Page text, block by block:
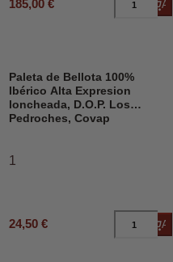
185,00 €
Paleta de Bellota 100%
Ibérico Alta Expresion
loncheada, D.O.P. Los
Pedroches, Covap
1
24,50 €